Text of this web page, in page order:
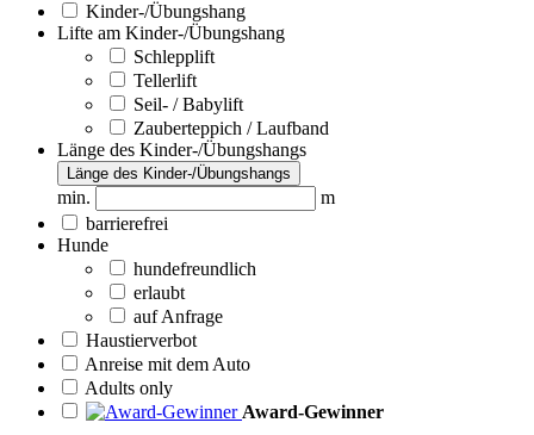
Kinder-/Übungshang
Lifte am Kinder-/Übungshang
Schlepplift
Tellerlift
Seil- / Babylift
Zauberteppich / Laufband
Länge des Kinder-/Übungshangs
Länge des Kinder-/Übungshangs
min.
m
barrierefrei
Hunde
hundefreundlich
erlaubt
auf Anfrage
Haustierverbot
Anreise mit dem Auto
Adults only
Award-Gewinner